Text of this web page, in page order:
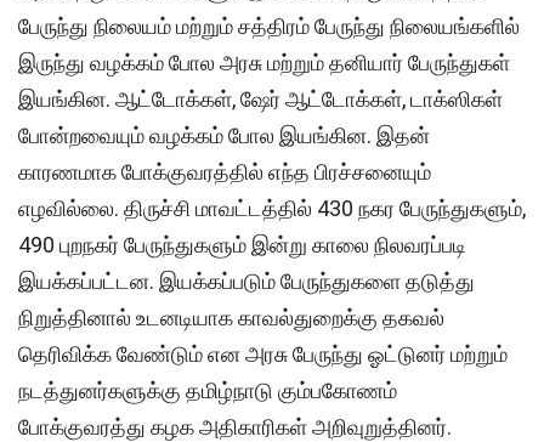
பேருந்து நிலையம் மற்றும் சத்திரம் பேருந்து நிலையங்களில்
இருந்து வழக்கம் போல அரசு மற்றும் தனியார் பேருந்துகள்
இயங்கின. ஆட்டோக்கள், ஷேர் ஆட்டோக்கள், டாக்ஸிகள்
போன்றவையும் வழக்கம் போல இயங்கின. இதன்
காரணமாக போக்குவரத்தில் எந்த பிரச்சனையும்
எழவில்லை. திருச்சி மாவட்டத்தில் 430 நகர பேருந்துகளும்,
490 புறநகர் பேருந்துகளும் இன்று காலை நிலவரப்படி
இயக்கப்பட்டன. இயக்கப்படும் பேருந்துகளை தடுத்து
நிறுத்தினால் உடனடியாக காவல்துறைக்கு தகவல்
தெரிவிக்க வேண்டும் என அரசு பேருந்து ஓட்டுனர் மற்றும்
நடத்துனர்களுக்கு தமிழ்நாடு கும்பகோணம்
போக்குவரத்து கழக அதிகாரிகள் அறிவுறுத்தினர்.